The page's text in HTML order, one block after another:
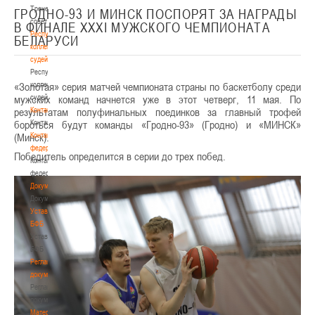
Тренерский
совет
Республиканская
коллегия
судей
Республиканская
коллегия
судей
Контакты
Контакты
Контакты
федерации
Контакты
федерации
Документы
Документы
Устав
БФБ
Устав
БФБ
Регламентирующие
документы
Регламентирующие
Материалы
ГРОДНО-93 И МИНСК ПОСПОРЯТ ЗА НАГРАДЫ
В ФИНАЛЕ XXXI МУЖСКОГО ЧЕМПИОНАТА
БЕЛАРУСИ
«Золотая» серия матчей чемпионата страны по баскетболу среди
мужских команд начнется уже в этот четверг, 11 мая. По
результатам полуфинальных поединков за главный трофей
бороться будут команды «Гродно-93» (Гродно) и «МИНСК»
(Минск).
Победитель определится в серии до трех побед.